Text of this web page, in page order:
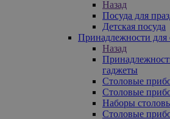
Назад
Посуда для
Детская посуда
Принадлежности для
Назад
гаджеты
Столовые
Столовые
Наборы
Столовые